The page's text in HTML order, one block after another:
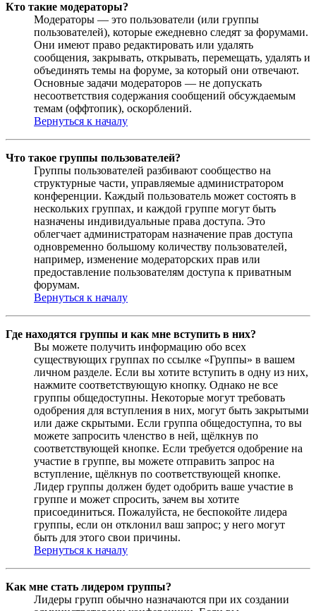
Кто такие модераторы?
Модераторы — это пользователи (или группы
пользователей), которые ежедневно следят за форумами.
Они имеют право редактировать или удалять
сообщения, закрывать, открывать, перемещать, удалять и
объединять темы на форуме, за который они отвечают.
Основные задачи модераторов — не допускать
несоответствия содержания сообщений обсуждаемым
темам (оффтопик), оскорблений.
Вернуться к началу
Что такое группы пользователей?
Группы пользователей разбивают сообщество на
структурные части, управляемые администратором
конференции. Каждый пользователь может состоять в
нескольких группах, и каждой группе могут быть
назначены индивидуальные права доступа. Это
облегчает администраторам назначение прав доступа
одновременно большому количеству пользователей,
например, изменение модераторских прав или
предоставление пользователям доступа к приватным
форумам.
Вернуться к началу
Где находятся группы и как мне вступить в них?
Вы можете получить информацию обо всех
существующих группах по ссылке «Группы» в вашем
личном разделе. Если вы хотите вступить в одну из них,
нажмите соответствующую кнопку. Однако не все
группы общедоступны. Некоторые могут требовать
одобрения для вступления в них, могут быть закрытыми
или даже скрытыми. Если группа общедоступна, то вы
можете запросить членство в ней, щёлкнув по
соответствующей кнопке. Если требуется одобрение на
участие в группе, вы можете отправить запрос на
вступление, щёлкнув по соответствующей кнопке.
Лидер группы должен будет одобрить ваше участие в
группе и может спросить, зачем вы хотите
присоединиться. Пожалуйста, не беспокойте лидера
группы, если он отклонил ваш запрос; у него могут
быть для этого свои причины.
Вернуться к началу
Как мне стать лидером группы?
Лидеры групп обычно назначаются при их создании